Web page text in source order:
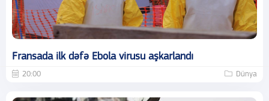
Fransada ilk dəfə Ebola virusu aşkarlandı
20:00 Dünya